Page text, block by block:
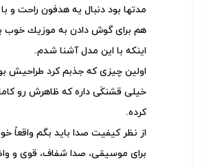
مدتها بود دنبال يه هدفون راحت و
هم براى گوش دادن به موزيك خوب
اينكه با اين مدل آشنا شدم.
خيلى قشنكَى داره كه ظاهرش رو
كرده.
از نظر كيفيت صدا بايد بگم واقعاً
براى موسيقى، صدا شفاف، قوى